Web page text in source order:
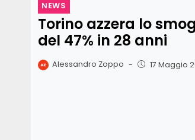
NEWS
Torino azzera lo
del 47% in 28 anni
Alessandro Zoppo - 17 Maggio